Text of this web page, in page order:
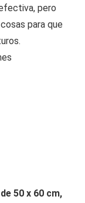
pero
para que
50 x 60 cm,